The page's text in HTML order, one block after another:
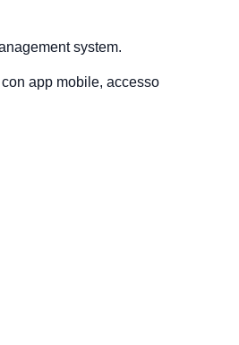
system.
app mobile, accesso